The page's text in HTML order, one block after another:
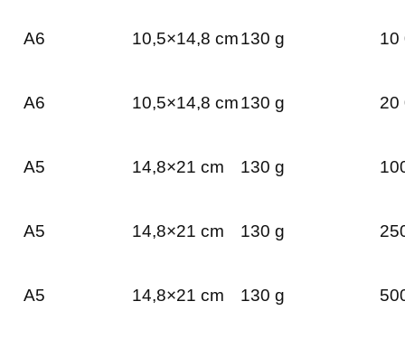
A6 10,5×14,8 cm130 g 10
A6 10,5×14,8 cm130 g 20
A5 14,8×21 cm 130 g
A5 14,8×21 cm 130 g
A5 14,8×21 cm 130 g